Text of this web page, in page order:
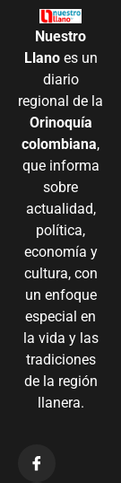
Nuestro
Llanoes un
diario
regional de la
Orinoquía
colombiana,
que informa
sobre
actualidad,
política,
economía y
cultura, con
un enfoque
especial en
la vida y las
tradiciones
de la región
llanera.